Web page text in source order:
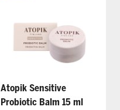
Atopik Sensitive
Probiotic Balm 15 ml